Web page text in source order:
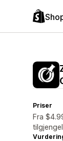
Priser
Fra